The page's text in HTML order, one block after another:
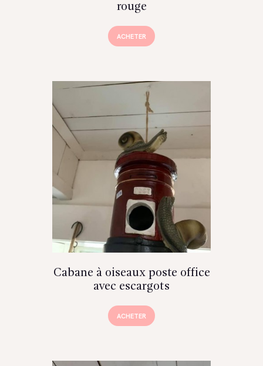
rouge
ACHETER
Cabane à oiseaux poste office
avec escargots
ACHETER